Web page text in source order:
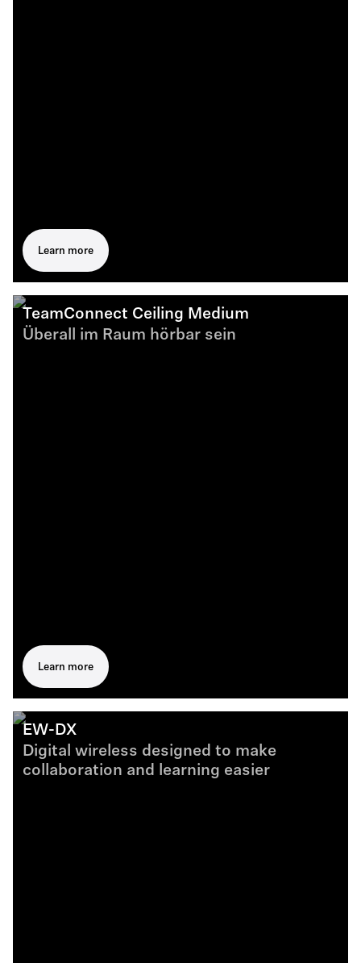
Learn more
TeamConnect Ceiling Medium
Überall im Raum hörbar sein
Learn more
EW-DX
Digital wireless designed to make
collaboration and learning easier